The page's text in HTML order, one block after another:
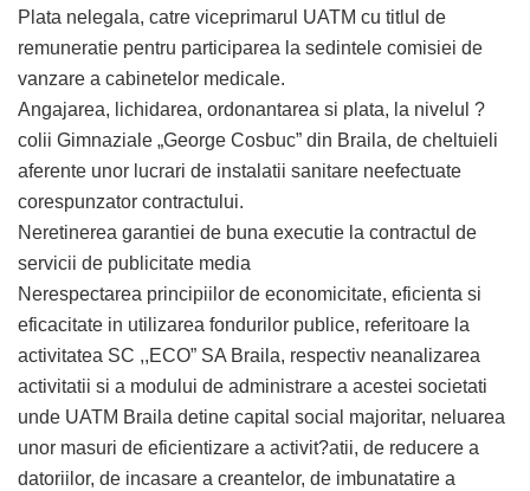
Plata nelegala, catre viceprimarul UATM cu titlul de
remuneratie pentru participarea la sedintele comisiei de
vanzare a cabinetelor medicale.
Angajarea, lichidarea, ordonantarea si plata, la nivelul ?
colii Gimnaziale „George Cosbuc” din Braila, de cheltuieli
aferente unor lucrari de instalatii sanitare neefectuate
corespunzator contractului.
Neretinerea garantiei de buna executie la contractul de
servicii de publicitate media
Nerespectarea principiilor de economicitate, eficienta si
eficacitate in utilizarea fondurilor publice, referitoare la
activitatea SC ,,ECO” SA Braila, respectiv neanalizarea
activitatii si a modului de administrare a acestei societati
unde UATM Braila detine capital social majoritar, neluarea
unor masuri de eficientizare a activit?atii, de reducere a
datoriilor, de incasare a creantelor, de imbunatatire a